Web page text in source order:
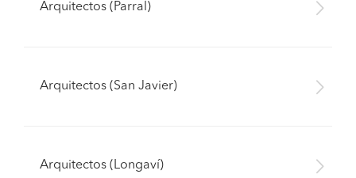
Arquitectos (Parral)
Arquitectos (San Javier)
Arquitectos (Longaví)